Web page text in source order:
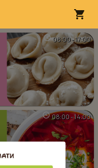
08:00 - 17:00
08:00 - 14:00